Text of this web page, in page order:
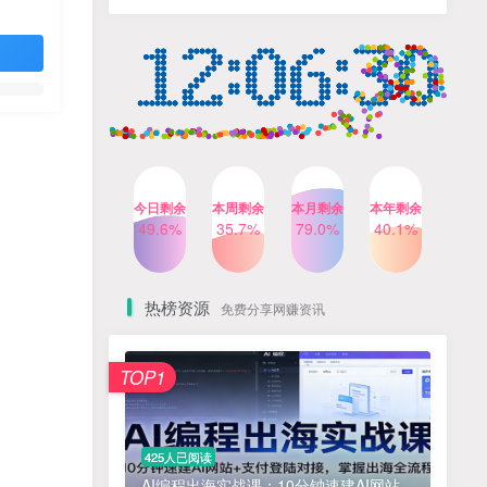
小红书笔记带货课，流量电
商新机会，抓住小红书的流
量红利(更新26年2月)
5个月前 419人已阅读
TOP4
公众号流量主之星座盘点赛
TOP5
AI商业编程智能体开发课：
掌握LangChain+LangGraph
构建多智能体协同架构的核
4个月前 417人已阅读
TOP6
1 ? 零加盟费｜红颜搭全国城市代理商招募正式启动！
2 淘宝天猫盈利突破特训营25年12月线下课，系统性的深度剖析电商企业经营之道，打造电商标准化运营体系
3 抓亚马逊漏洞，免去店铺月租，一个流量大竞争小，让你有机会成大卖的赛道
今日剩余
49.5%
本周剩余
35.6%
本月剩余
79.0%
本年剩余
40.1%
热榜资源 免费分享网赚资讯
425人已阅读
TOP1